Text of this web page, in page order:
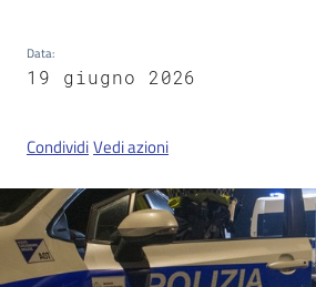
line
Tutti
gli
argomenti
Data:
19 giugno 2026
CondividiVedi azioni